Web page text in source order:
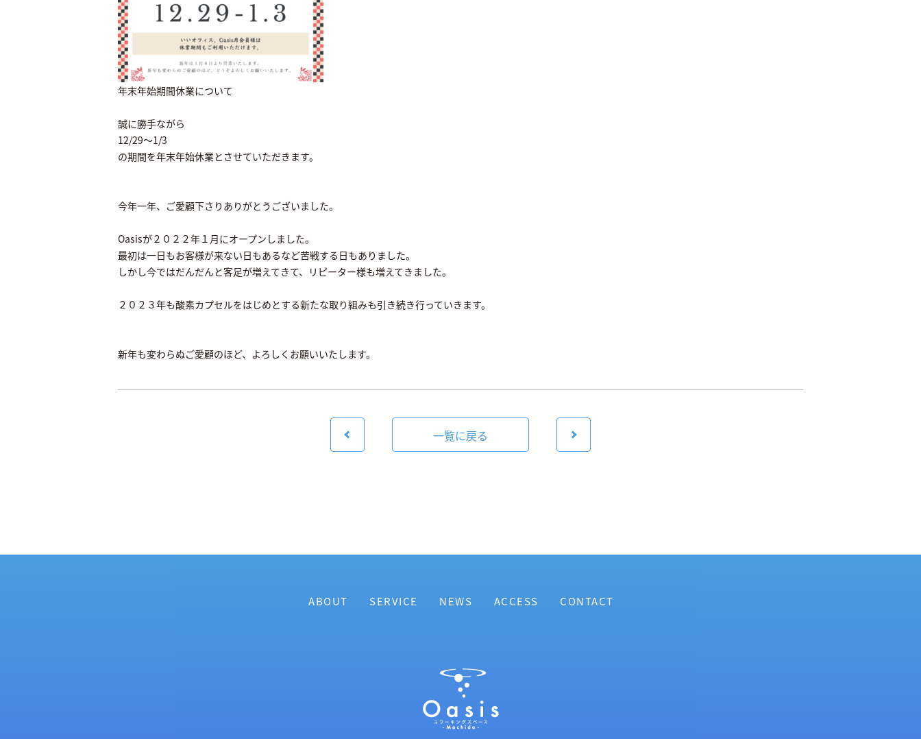
年末年始期間休業について
誠に勝手ながら
12/29～1/3
の期間を年末年始休業とさせていただきます。
今年一年、ご愛顧下さりありがとうございました。
Oasisが２０２２年１月にオープンしました。
最初は一日もお客様が来ない日もあるなど苦戦する日もありました。
しかし今ではだんだんと客足が増えてきて、リピーター様も増えてきました。
２０２３年も酸素カプセルをはじめとする新たな取り組みも引き続き行っていきます。
新年も変わらぬご愛顧のほど、よろしくお願いいたします。
一覧に戻る
ABOUT SERVICE NEWS ACCESS CONTACT